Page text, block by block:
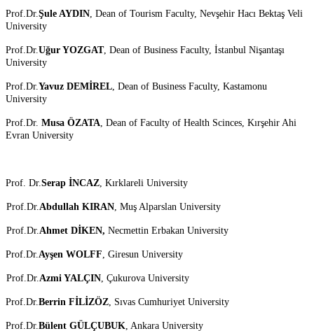
Prof.Dr.Şule AYDIN, Dean of Tourism Faculty, Nevşehir Hacı Bektaş Veli
University
Prof.Dr.Uğur YOZGAT, Dean of Business Faculty, İstanbul Nişantaşı
University
Prof.Dr.Yavuz DEMİREL, Dean of Business Faculty, Kastamonu
University
Prof.Dr. Musa ÖZATA, Dean of Faculty of Health Scinces, Kırşehir Ahi
Evran University
Prof. Dr.Serap İNCAZ, Kırklareli University
Prof.Dr.Abdullah KIRAN, Muş Alparslan University
Prof.Dr.Ahmet DİKEN, Necmettin Erbakan University
Prof.Dr.Ayşen WOLFF, Giresun University
Prof.Dr.Azmi YALÇIN, Çukurova University
Prof.Dr.Berrin FİLİZÖZ, Sıvas Cumhuriyet University
Prof.Dr.Bülent GÜLÇUBUK, Ankara University